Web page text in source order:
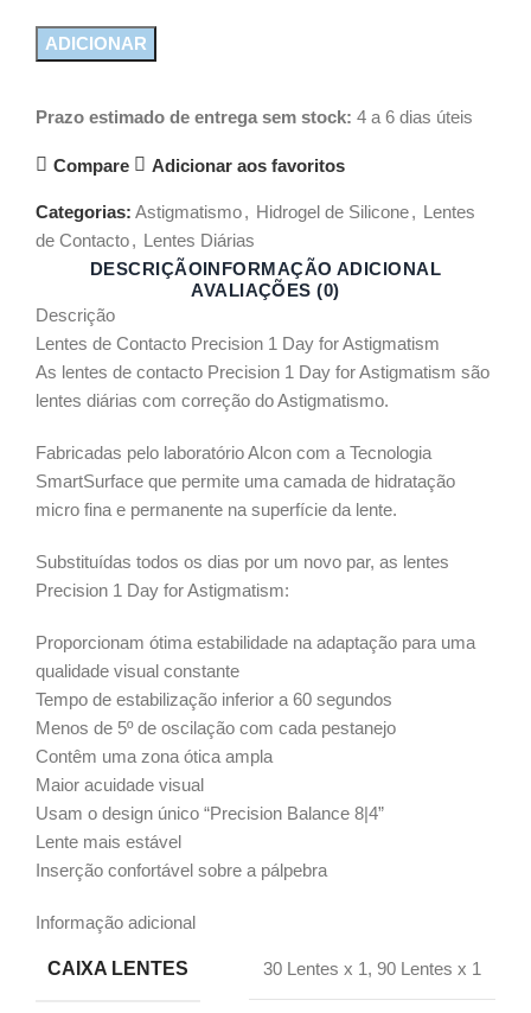
ADICIONAR
Prazo estimado de entrega sem stock: 4 a 6 dias úteis
Compare Adicionar aos favoritos
Categorias: Astigmatismo, Hidrogel de Silicone, Lentes
de Contacto, Lentes Diárias
DESCRIÇÃOINFORMAÇÃO ADICIONAL
AVALIAÇÕES (0)
Descrição
Lentes de Contacto Precision 1 Day for Astigmatism
As lentes de contacto Precision 1 Day for Astigmatism são
lentes diárias com correção do Astigmatismo.
Fabricadas pelo laboratório Alcon com a Tecnologia
SmartSurface que permite uma camada de hidratação
micro fina e permanente na superfície da lente.
Substituídas todos os dias por um novo par, as lentes
Precision 1 Day for Astigmatism:
Proporcionam ótima estabilidade na adaptação para uma
qualidade visual constante
Tempo de estabilização inferior a 60 segundos
Menos de 5º de oscilação com cada pestanejo
Contêm uma zona ótica ampla
Maior acuidade visual
Usam o design único “Precision Balance 8|4”
Lente mais estável
Inserção confortável sobre a pálpebra
Informação adicional
CAIXA LENTES 30 Lentes x 1, 90 Lentes x 1